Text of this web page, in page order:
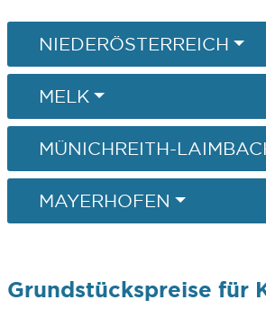
NIEDERÖSTERREICH
MELK
MÜNICHREITH-
MAYERHOFEN
Grundstückspreise für